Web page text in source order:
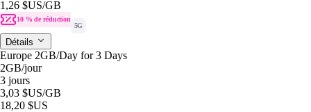
1,26 $US/GB
10 % de réduction
5G
Détails
Europe 2GB/Day for 3 Days
2GB/jour
3 jours
3,03 $US/GB
18,20 $US